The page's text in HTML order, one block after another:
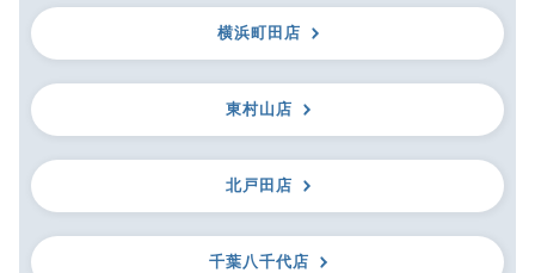
横浜町田店
東村山店
北戸田店
千葉八千代店